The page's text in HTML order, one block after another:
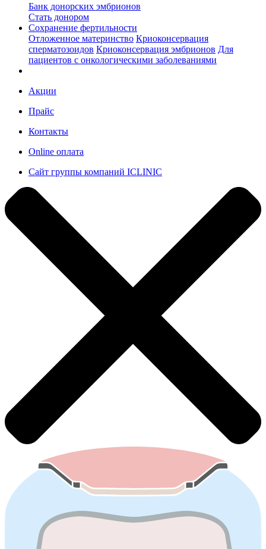
Банк донорских эмбрионов
Стать донором
Сохранение фертильности
Отложенное материнство Криоконсервация
сперматозоидов Криоконсервация эмбрионов Для
пациентов с онкологическими заболеваниями
Акции
Прайс
Контакты
Online оплата
Сайт группы компаний ICLINIC